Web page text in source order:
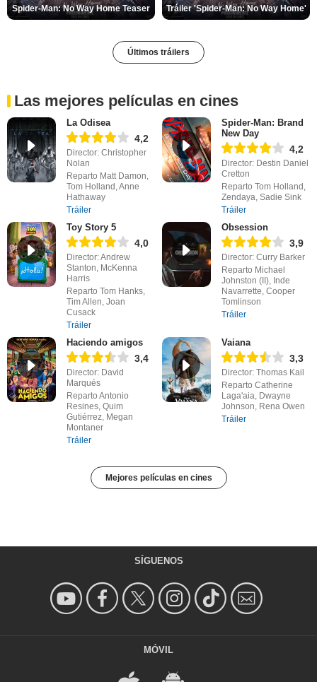
Spider-Man: No Way Home Teaser Tráiler 'Spider-Man: No Way Home'
Últimos tráilers
Las mejores películas en cines
La Odisea
4,2
Director: Christopher
Nolan
Reparto Matt Damon,
Tom Holland, Anne
Hathaway
Tráiler
Spider-Man: Brand
New Day
4,2
Director: Destin Daniel
Cretton
Reparto Tom Holland,
Zendaya, Sadie Sink
Tráiler
Toy Story 5
4,0
Director: Andrew
Stanton, McKenna
Harris
Reparto Tom Hanks,
Tim Allen, Joan
Cusack
Tráiler
Obsession
3,9
Director: Curry Barker
Reparto Michael
Johnston (II), Inde
Navarrette, Cooper
Tomlinson
Tráiler
Haciendo amigos
3,4
Director: David
Marqués
Reparto Antonio
Resines, Quim
Gutiérrez, Megan
Montaner
Tráiler
Vaiana
3,3
Director: Thomas Kail
Reparto Catherine
Laga'aia, Dwayne
Johnson, Rena Owen
Tráiler
Mejores películas en cines
SÍGUENOS
MÓVIL